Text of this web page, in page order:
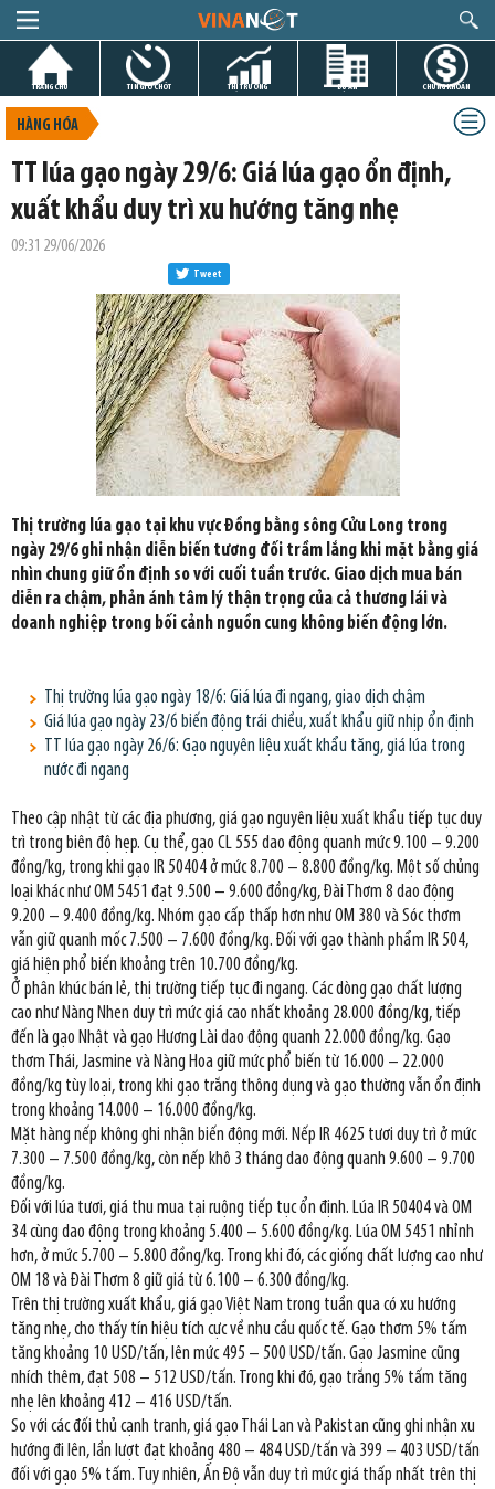
TRANG CHỦ TIN GIỜ CHÓT THỊ TRƯỜNG DỰ ÁN CHỨNG KHOÁN
HÀNG HÓA
TT lúa gạo ngày 29/6: Giá lúa gạo ổn định,
xuất khẩu duy trì xu hướng tăng nhẹ
09:31 29/06/2026
Tweet
Thị trường lúa gạo tại khu vực Đồng bằng sông Cửu Long trong
ngày 29/6 ghi nhận diễn biến tương đối trầm lắng khi mặt bằng giá
nhìn chung giữ ổn định so với cuối tuần trước. Giao dịch mua bán
diễn ra chậm, phản ánh tâm lý thận trọng của cả thương lái và
doanh nghiệp trong bối cảnh nguồn cung không biến động lớn.
Thị trường lúa gạo ngày 18/6: Giá lúa đi ngang, giao dịch chậm
Giá lúa gạo ngày 23/6 biến động trái chiều, xuất khẩu giữ nhịp ổn định
TT lúa gạo ngày 26/6: Gạo nguyên liệu xuất khẩu tăng, giá lúa trong
nước đi ngang
Theo cập nhật từ các địa phương, giá gạo nguyên liệu xuất khẩu tiếp tục duy
trì trong biên độ hẹp. Cụ thể, gạo CL 555 dao động quanh mức 9.100 – 9.200
đồng/kg, trong khi gạo IR 50404 ở mức 8.700 – 8.800 đồng/kg. Một số chủng
loại khác như OM 5451 đạt 9.500 – 9.600 đồng/kg, Đài Thơm 8 dao động
9.200 – 9.400 đồng/kg. Nhóm gạo cấp thấp hơn như OM 380 và Sóc thơm
vẫn giữ quanh mốc 7.500 – 7.600 đồng/kg. Đối với gạo thành phẩm IR 504,
giá hiện phổ biến khoảng trên 10.700 đồng/kg.
Ở phân khúc bán lẻ, thị trường tiếp tục đi ngang. Các dòng gạo chất lượng
cao như Nàng Nhen duy trì mức giá cao nhất khoảng 28.000 đồng/kg, tiếp
đến là gạo Nhật và gạo Hương Lài dao động quanh 22.000 đồng/kg. Gạo
thơm Thái, Jasmine và Nàng Hoa giữ mức phổ biến từ 16.000 – 22.000
đồng/kg tùy loại, trong khi gạo trắng thông dụng và gạo thường vẫn ổn định
trong khoảng 14.000 – 16.000 đồng/kg.
Mặt hàng nếp không ghi nhận biến động mới. Nếp IR 4625 tươi duy trì ở mức
7.300 – 7.500 đồng/kg, còn nếp khô 3 tháng dao động quanh 9.600 – 9.700
đồng/kg.
Đối với lúa tươi, giá thu mua tại ruộng tiếp tục ổn định. Lúa IR 50404 và OM
34 cùng dao động trong khoảng 5.400 – 5.600 đồng/kg. Lúa OM 5451 nhỉnh
hơn, ở mức 5.700 – 5.800 đồng/kg. Trong khi đó, các giống chất lượng cao như
OM 18 và Đài Thơm 8 giữ giá từ 6.100 – 6.300 đồng/kg.
Trên thị trường xuất khẩu, giá gạo Việt Nam trong tuần qua có xu hướng
tăng nhẹ, cho thấy tín hiệu tích cực về nhu cầu quốc tế. Gạo thơm 5% tấm
tăng khoảng 10 USD/tấn, lên mức 495 – 500 USD/tấn. Gạo Jasmine cũng
nhích thêm, đạt 508 – 512 USD/tấn. Trong khi đó, gạo trắng 5% tấm tăng
nhẹ lên khoảng 412 – 416 USD/tấn.
So với các đối thủ cạnh tranh, giá gạo Thái Lan và Pakistan cũng ghi nhận xu
hướng đi lên, lần lượt đạt khoảng 480 – 484 USD/tấn và 399 – 403 USD/tấn
đối với gạo 5% tấm. Tuy nhiên, Ấn Độ vẫn duy trì mức giá thấp nhất trên thị